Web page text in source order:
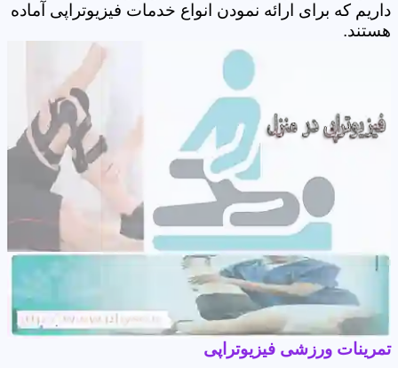
داریم که برای ارائه نمودن انواع خدمات فیزیوتراپی آماده
هستند.
تمرینات ورزشی فیزیوتراپی